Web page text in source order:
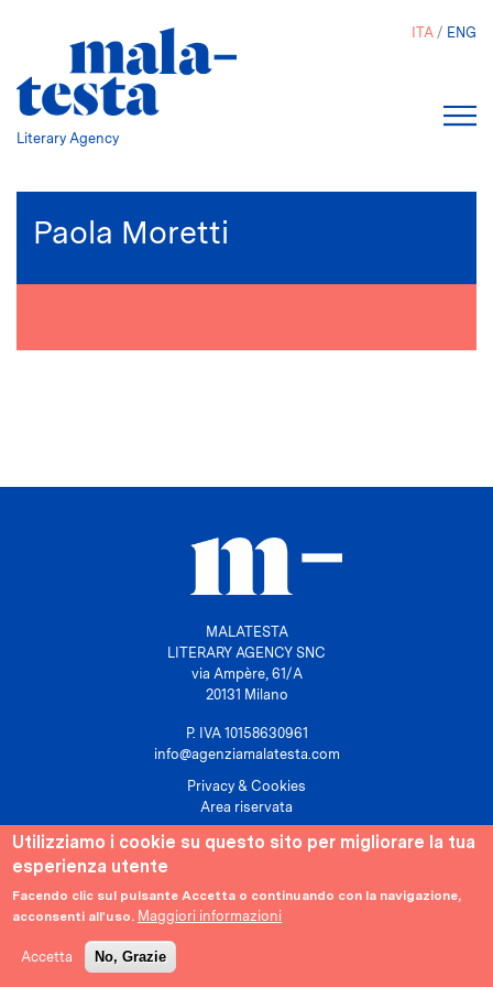
Literary Agency
ITA ENG
Paola Moretti
MALATESTA
LITERARY AGENCY SNC
via Ampère, 61/A
20131 Milano
P. IVA 10158630961
info@agenziamalatesta.com
Privacy & Cookies
Area riservata
Utilizziamo i cookie su questo sito per migliorare la tua
esperienza utente
Facendo clic sul pulsante Accetta o continuando con la navigazione,
acconsenti all'uso. Maggiori informazioni
Accetta No, Grazie